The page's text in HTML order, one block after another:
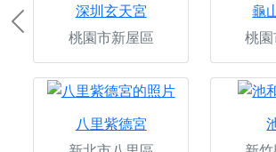
深圳玄天宮
桃園市新屋區
龜
桃
八里紫德宮
Previous